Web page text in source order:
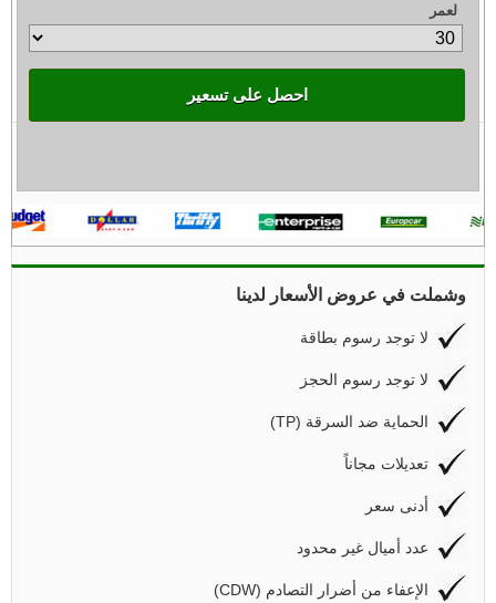
لعمر
احصل على تسعير
وشملت في عروض الأسعار لدينا
لا توجد رسوم بطاقة
لا توجد رسوم الحجز
(TP) الحماية ضد السرقة
تعديلات مجاناً
أدنى سعر
عدد أميال غير محدود
(CDW) الإعفاء من أضرار التصادم